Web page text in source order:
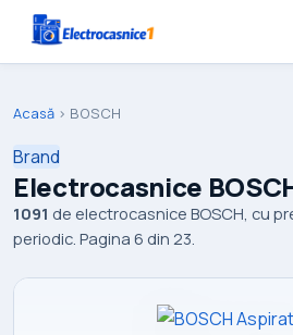
Acasă › BOSCH
Brand
Electrocasnice
1091 de electrocasnice BOSCH, cu
periodic. Pagina 6 din 23.